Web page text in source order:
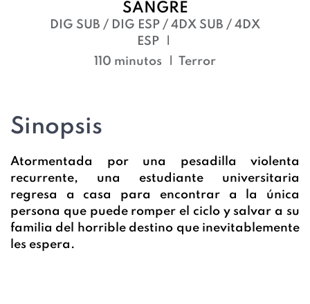
SANGRE
DIG SUB / DIG ESP / 4DX SUB / 4DX
ESP
110 minutos
Terror
Sinopsis
Atormentada por una pesadilla violenta
recurrente, una estudiante universitaria
regresa a casa para encontrar a la única
persona que puede romper el ciclo y salvar a su
familia del horrible destino que inevitablemente
les espera.